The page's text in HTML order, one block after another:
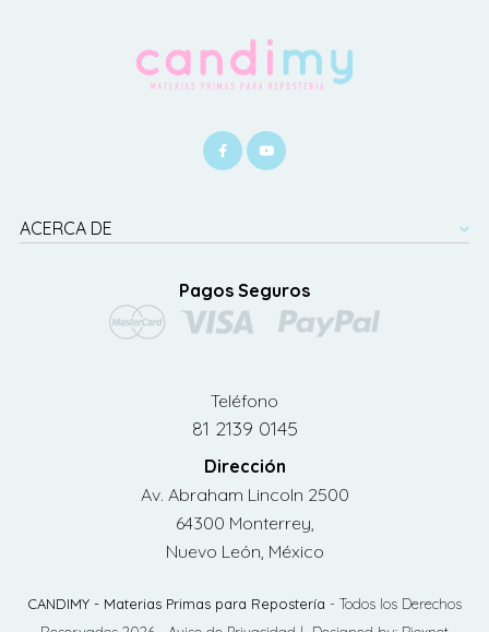
ACERCA DE
Pagos Seguros
Teléfono
81 2139 0145
Dirección
Av. Abraham Lincoln 2500
64300 Monterrey,
Nuevo León, México
CANDIMY - Materias Primas para Repostería - Todos los Derechos